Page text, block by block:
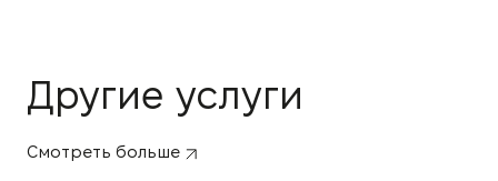
Другие услуги
Смотреть больше